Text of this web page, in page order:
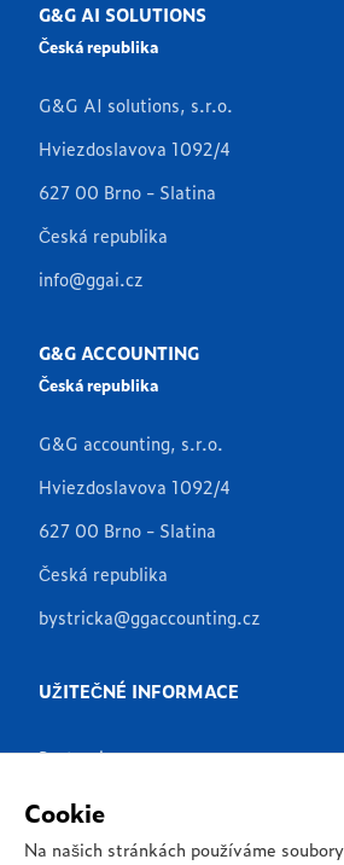
G&G AI SOLUTIONS
Česká republika
G&G AI solutions, s.r.o.
Hviezdoslavova 1092/4
627 00 Brno - Slatina
Česká republika
info@ggai.cz
G&G ACCOUNTING
Česká republika
G&G accounting, s.r.o.
Hviezdoslavova 1092/4
627 00 Brno - Slatina
Česká republika
bystricka@ggaccounting.cz
UŽITEČNÉ INFORMACE
Partneři
Produkty
Aplikace
Cookie
Na našich stránkách používáme